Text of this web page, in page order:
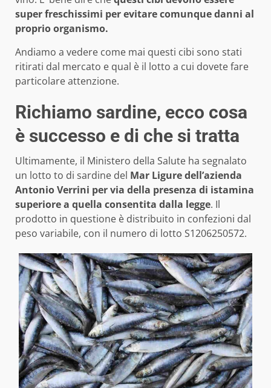
super freschissimi per evitare comunque danni al
proprio organismo.
Andiamo a vedere come mai questi cibi sono stati
ritirati dal mercato e qual è il lotto a cui dovete fare
particolare attenzione.
Richiamo sardine, ecco cosa
è successo e di che si tratta
Ultimamente, il Ministero della Salute ha segnalato
un lotto to di sardine del Mar Ligure dell’azienda
Antonio Verrini per via della presenza di istamina
superiore a quella consentita dalla legge. Il
prodotto in questione è distribuito in confezioni dal
peso variabile, con il numero di lotto S1206250572.